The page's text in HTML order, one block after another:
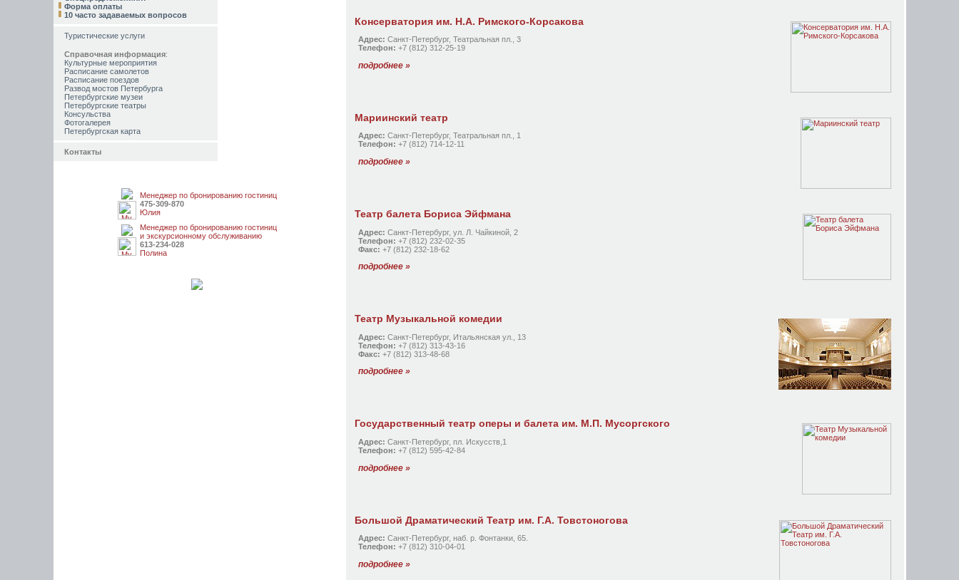
Форма оплаты
10 часто задаваемых вопросов
Туристические услуги
Справочная информация:
Культурные мероприятия
Расписание самолетов
Расписание поездов
Развод мостов Петербурга
Петербургские музеи
Петербургские театры
Консульства
Фотогалерея
Петербургская карта
Контакты
Менеджер по бронированию гостиниц
475-309-870
Юлия
Менеджер по бронированию гостиниц
и экскурсионному обслуживанию
613-234-028
Полина
Консерватория им. Н.А. Римского-Корсакова
Адрес: Санкт-Петербург, Театральная пл., 3
Телефон: +7 (812) 312-25-19
подробнее »
Мариинский театр
Адрес: Санкт-Петербург, Театральная пл., 1
Телефон: +7 (812) 714-12-11
подробнее »
Театр балета Бориса Эйфмана
Адрес: Санкт-Петербург, ул. Л. Чайкиной, 2
Телефон: +7 (812) 232-02-35
Факс: +7 (812) 232-18-62
подробнее »
Театр Музыкальной комедии
Адрес: Санкт-Петербург, Итальянская ул., 13
Телефон: +7 (812) 313-43-16
Факс: +7 (812) 313-48-68
подробнее »
Государственный театр оперы и балета им. М.П. Мусоргского
Адрес: Санкт-Петербург, пл. Искусств,1
Телефон: +7 (812) 595-42-84
подробнее »
Большой Драматический Театр им. Г.А. Товстоногова
Адрес: Санкт-Петербург, наб. р. Фонтанки, 65.
Телефон: +7 (812) 310-04-01
подробнее »